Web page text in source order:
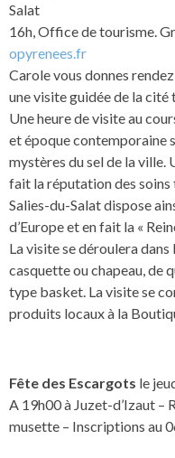
Salat
16h, Office de tourisme.
opyrenees.fr
Carole vous donnes
une visite guidée de la cité
Une heure de visite au
et époque contemporaine
mystères du sel de la ville.
fait la réputation des soins
Salies-du-Salat dispose
d’Europe et en fait la «
La visite se déroulera
casquette ou chapeau, de
type basket. La visite se
produits locaux à la
Fête des Escargots le
A 19h00 à Juzet-d’Izaut –
musette – Inscriptions au